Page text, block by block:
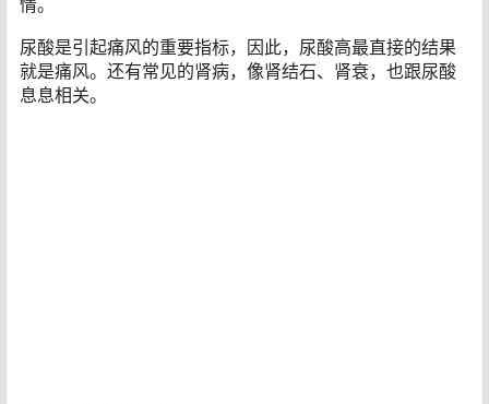
尿酸是引起痛风的重要指标，因此，尿酸高最直接的结果
就是痛风。还有常见的肾病，像肾结石、肾衰，也跟尿酸
息息相关。